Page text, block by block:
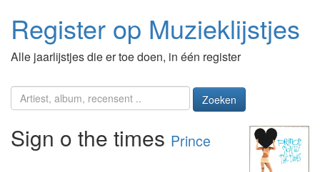
Register op Muzieklijstjes
Alle jaarlijstjes die er toe doen, in één register
Zoeken
Sign o the times Prince